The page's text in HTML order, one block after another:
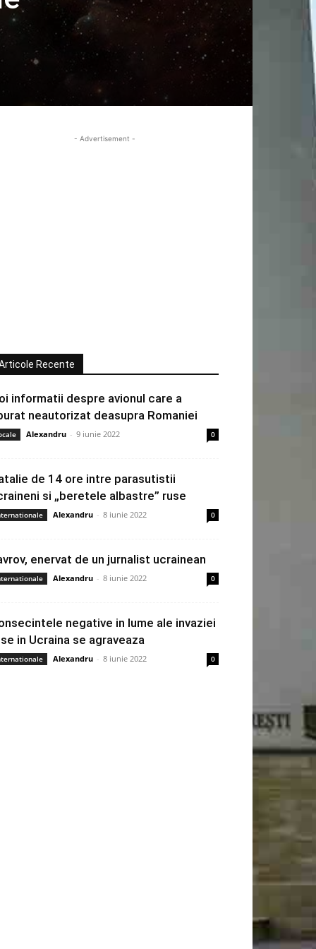
- Advertisement -
Recente
informatii despre avionul care a
neautorizat deasupra Romaniei
Alexandru - 9 iunie 2022 0
de 14 ore intre parasutistii
si „beretele albastre” ruse
Alexandru - 8 iunie 2022 0
enervat de un jurnalist ucrainean
Alexandru - 8 iunie 2022 0
negative in lume ale invaziei
in Ucraina se agraveaza
Alexandru - 8 iunie 2022 0